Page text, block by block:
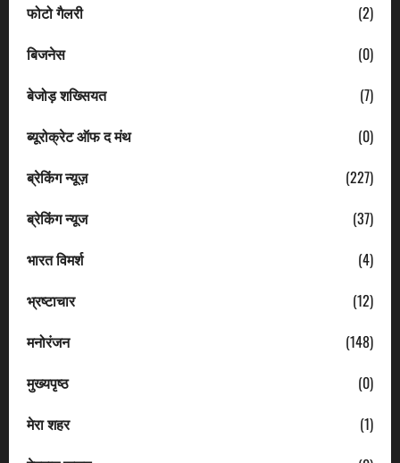
फोटो गैलरी
(2)
बिजनेस
(0)
बेजोड़ शख्सियत
(7)
ब्यूरोक्रेट ऑफ द मंथ
(0)
ब्रेकिंग न्यूज़
(227)
ब्रेकिंग न्यूज
(37)
भारत विमर्श
(4)
भ्रष्टाचार
(12)
मनोरंजन
(148)
मुख्यपृष्ठ
(0)
मेरा शहर
(1)